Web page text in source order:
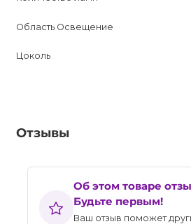
Область Освещение
Цоколь
Отзывы
Об этом товаре
Будьте первым!
Ваш отзыв поможет